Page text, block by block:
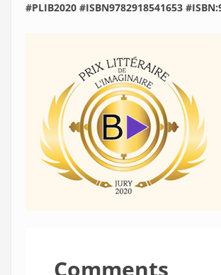
#PLIB2020 #ISBN9782918541653
Comments